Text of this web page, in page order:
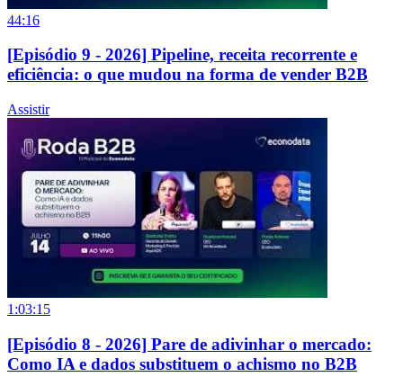
44:16
[Episódio 9 - 2026] Pipeline, receita recorrente e
eficiência: o que mudou na forma de vender B2B
Assistir
1:03:15
[Episódio 8 - 2026] Pare de adivinhar o mercado:
Como IA e dados substituem o achismo no B2B